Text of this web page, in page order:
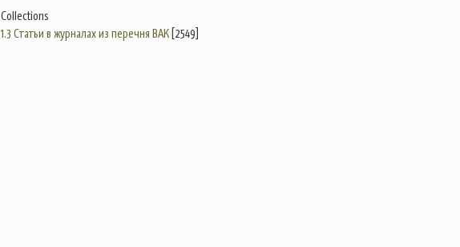
Collections
1.3 Статьи в журналах из перечня ВАК[2549]